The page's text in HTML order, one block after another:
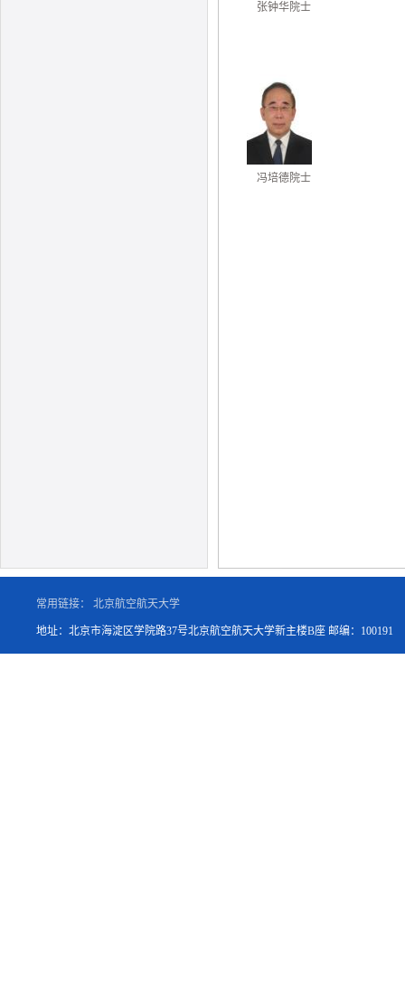
张钟华院士
冯培德院士
常用链接： 北京航空航天大学
地址：北京市海淀区学院路37号北京航空航天大学新主楼B座 邮编：100191